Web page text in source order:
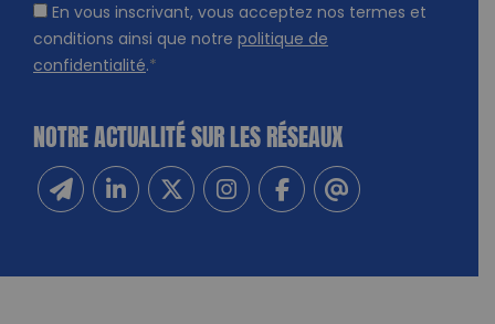
En vous inscrivant, vous acceptez nos termes et
conditions ainsi que notre politique de
confidentialité.*
NOTRE ACTUALITÉ SUR LES RÉSEAUX